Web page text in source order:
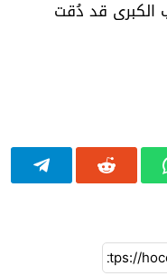
الكبرى قد دُقت